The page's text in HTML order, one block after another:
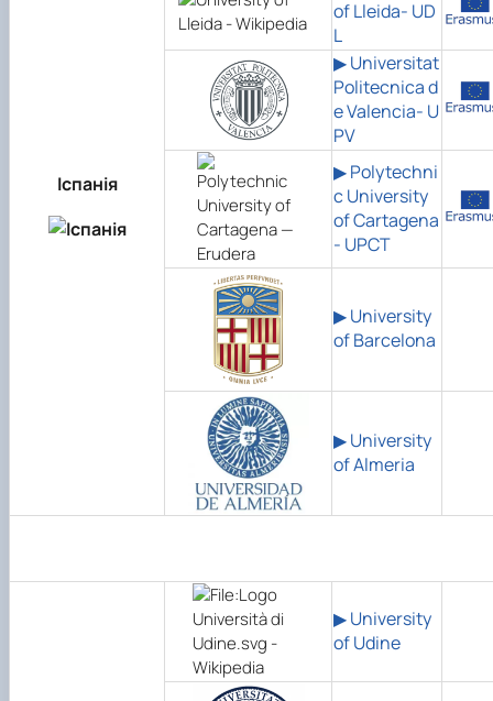
Іспанія
of Lleida- UD
L
▶ Universitat
Politecnica d
e Valencia- U
PV
▶ Polytechni
c University
of Cartagena
- UPCT
▶ University
of Barcelona
▶ University
of Almeria
▶ University
of Udine